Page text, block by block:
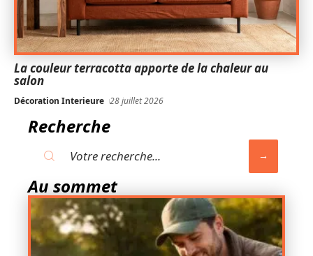
La couleur terracotta apporte de la chaleur au
salon
Décoration Interieure 28 juillet 2026
Recherche
Au sommet